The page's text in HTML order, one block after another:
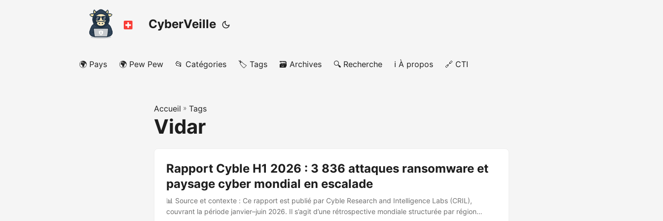
CyberVeille
🌍 Pays 🌍 Pew Pew 📂 Catégories 🏷️ Tags 🗃️ Archives 🔍 Recherche ℹ️ À propos 🔗 CTI
Accueil » Tags
Vidar
Rapport Cyble H1 2026 : 3 836 attaques ransomware et
paysage cyber mondial en escalade
📊 Source et contexte : Ce rapport est publié par Cyble Research and Intelligence Labs (CRIL),
couvrant la période janvier–juin 2026. Il s’agit d’une rétrospective mondiale structurée par région